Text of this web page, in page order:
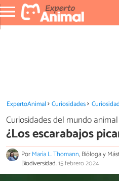
ExpertoAnimal Curiosidades
Curiosidades del mundo animal
¿Los escarabajos
PorMaría L. Thomann, Bióloga y
Biodiversidad.15 febrero 2024